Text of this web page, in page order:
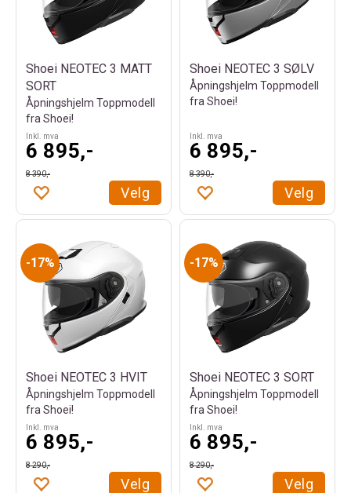
Shoei NEOTEC 3 MATT
SORT
Åpningshjelm Toppmodell
fra Shoei!
Inkl. mva
6 895,-
8 390,-
Velg
Shoei NEOTEC 3 SØLV
Åpningshjelm Toppmodell
fra Shoei!
Inkl. mva
6 895,-
8 390,-
Velg
17%
Shoei NEOTEC 3 HVIT
Åpningshjelm Toppmodell
fra Shoei!
Inkl. mva
6 895,-
8 290,-
Velg
17%
Shoei NEOTEC 3 SORT
Åpningshjelm Toppmodell
fra Shoei!
Inkl. mva
6 895,-
8 290,-
Velg